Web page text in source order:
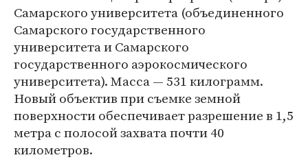
Самарского университета (объединенного
Самарского государственного
университета и Самарского
государственного аэрокосмического
университета). Масса — 531 килограмм.
Новый объектив при съемке земной
поверхности обеспечивает разрешение в 1,5
метра с полосой захвата почти 40
километров.